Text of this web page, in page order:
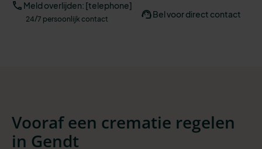
Meld overlijden: [telephone]
24/7 persoonlijk contact Bel voor direct contact
Vooraf een crematie regelen
in Gendt